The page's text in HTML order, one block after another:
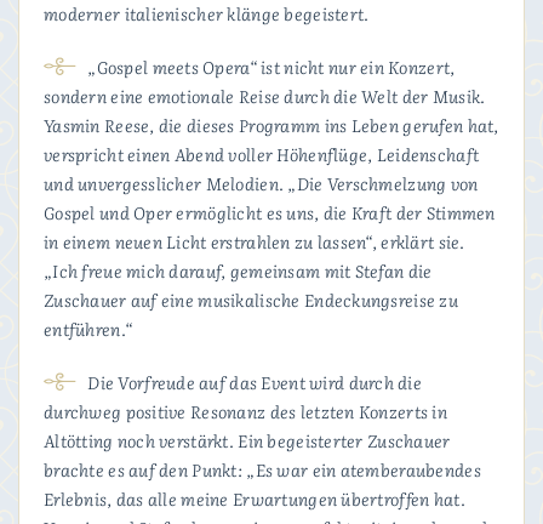
moderner italienischer klänge begeistert.
„Gospel meets Opera“ ist nicht nur ein Konzert,
sondern eine emotionale Reise durch die Welt der Musik.
Yasmin Reese, die dieses Programm ins Leben gerufen hat,
verspricht einen Abend voller Höhenflüge, Leidenschaft
und unvergesslicher Melodien. „Die Verschmelzung von
Gospel und Oper ermöglicht es uns, die Kraft der Stimmen
in einem neuen Licht erstrahlen zu lassen“, erklärt sie.
„Ich freue mich darauf, gemeinsam mit Stefan die
Zuschauer auf eine musikalische Endeckungsreise zu
entführen.“
Die Vorfreude auf das Event wird durch die
durchweg positive Resonanz des letzten Konzerts in
Altötting noch verstärkt. Ein begeisterter Zuschauer
brachte es auf den Punkt: „Es war ein atemberaubendes
Erlebnis, das alle meine Erwartungen übertroffen hat.